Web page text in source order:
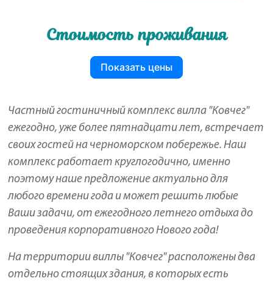
Стоимость проживания
Показать цены
Частный гостиничный комплекс вилла "Ковчег"
ежегодно, уже более пятнадцати лет, встречает
своих гостей на черноморском побережье. Наш
комплекс работает круглогодично, именно
поэтому наше предложение актуально для
любого времени года и может решить любые
Ваши задачи, от ежегодного летнего отдыха до
проведения корпоративного Нового года!
На территории виллы "Ковчег" расположены два
отдельно стоящих здания, в которых есть